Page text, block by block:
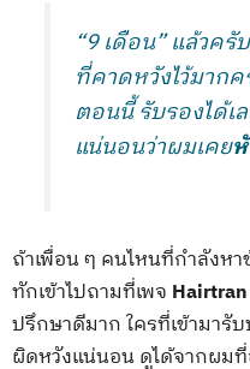
“9 เดือน” แล้วค
ที่คาดหวังไว้มาก
ตอนนี้ รับรองได้เ
แน่นอนว่าผมเคย
ถ้าเพื่อน ๆ คนไหนที่กำลังห
ทักเข้าไปถามที่เพจ
ปรึกษาดีมาก ใครที่เข้ามารั
ผิดหวังแน่นอน ดูได้จากผม